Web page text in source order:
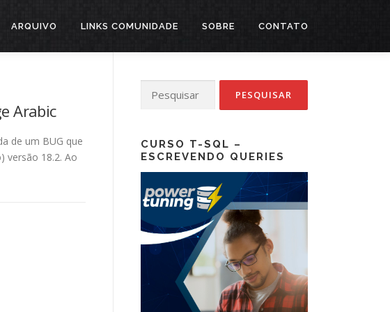
ARQUIVO LINKS COMUNIDADE SOBRE CONTATO
Arabic
de um BUG que
versão 18.2. Ao
por:
CURSO T-SQL –
ESCREVENDO QUERIES